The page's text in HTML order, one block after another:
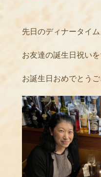
先日のディナータイ
お友達の誕生日祝いを
お誕生日おめでとう